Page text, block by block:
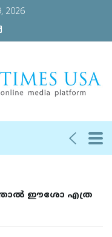
2026
ഈശോ എത്ര